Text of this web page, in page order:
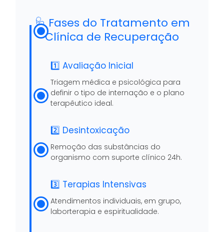
🩺 Fases do Tratamento em
Clínica de Recuperação
1️⃣ Avaliação Inicial
Triagem médica e psicológica para
definir o tipo de internação e o plano
terapêutico ideal.
2️⃣ Desintoxicação
Remoção das substâncias do
organismo com suporte clínico 24h.
3️⃣ Terapias Intensivas
Atendimentos individuais, em grupo,
laborterapia e espiritualidade.